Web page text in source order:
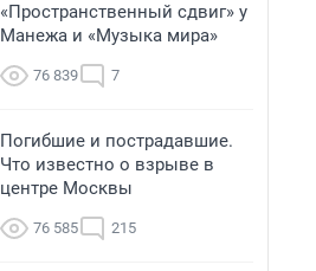
«Пространственный сдвиг» у
Манежа и «Музыка мира»
76 839 7
Погибшие и пострадавшие.
Что известно о взрыве в
центре Москвы
76 585 215